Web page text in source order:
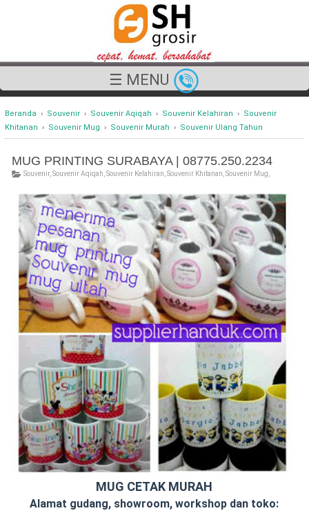
☰ MENU
Beranda › Souvenir › Souvenir Aqiqah › Souvenir Kelahiran › Souvenir
Khitanan › Souvenir Mug › Souvenir Murah › Souvenir Ulang Tahun
MUG PRINTING SURABAYA | 08775.250.2234
Souvenir, Souvenir Aqiqah Souvenir Kelahiran Souvenir Khitanan Souvenir Mug
MUG CETAK MURAH
Alamat gudang, showroom, workshop dan toko: